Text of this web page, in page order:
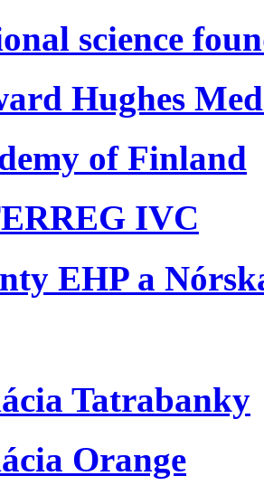
science
Hughes
of Finland
IVC
EHP a
Tatrabanky
Orange